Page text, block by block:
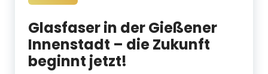
Glasfaser in der Gießener
Innenstadt – die Zukunft
beginnt jetzt!